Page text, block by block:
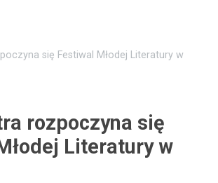
się Festiwal Młodej Literatury w
rozpoczyna się
Literatury w